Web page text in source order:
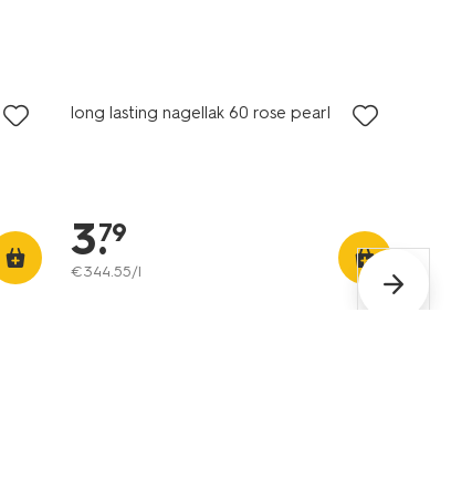
long lasting nagellak 60 rose pearl
3.
79
€344.55/l